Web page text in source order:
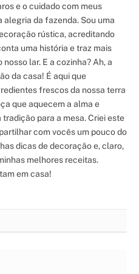
e o cuidado com meus
alegria da fazenda. Sou uma
rústica, acreditando
uma história e traz mais
lar. E a cozinha? Ah, a
da casa! É aqui que
frescos da nossa terra
que aquecem a alma e
tradição para a mesa. Criei este
com vocês um pouco do
dicas de decoração e, claro,
melhores receitas.
em casa!